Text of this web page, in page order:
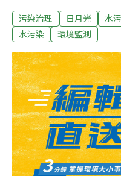
現在這些資訊均已連結
偷排廢污水，24小時不
面。資料來源：環保署
查詢系統。除了首批上
放量達5,000公噸的中型
完成連線。之後會繼續
廠。完成後，將可掌握全
污染治理 日月光 水
水污染
環境監測